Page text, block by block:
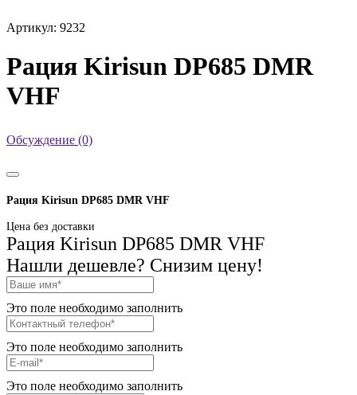
Артикул: 9232
Рация Kirisun DP685 DMR
VHF
Обсуждение (0)
Рация Kirisun DP685 DMR VHF
Цена без доставки
Рация Kirisun DP685 DMR VHF
Нашли дешевле? Снизим цену!
Это поле необходимо заполнить
Это поле необходимо заполнить
Это поле необходимо заполнить